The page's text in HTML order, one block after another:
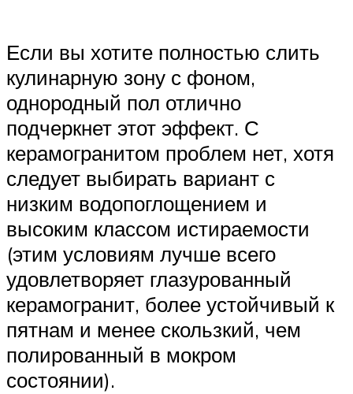
Если вы хотите полностью слить
кулинарную зону с фоном,
однородный пол отлично
подчеркнет этот эффект. С
керамогранитом проблем нет, хотя
следует выбирать вариант с
низким водопоглощением и
высоким классом истираемости
(этим условиям лучше всего
удовлетворяет глазурованный
керамогранит, более устойчивый к
пятнам и менее скользкий, чем
полированный в мокром
состоянии).